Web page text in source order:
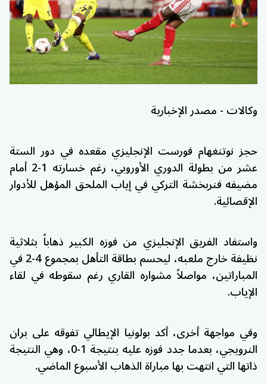
وكالات - مصدر الإخبارية
حجز نوتنغهام فورست الإنجليزي مقعده في دور الستة
عشر من بطولة الدوري الأوروبي ، رغم خسارته 1-2 أمام
مضيفه فنربخشة التركي في إياب الملحق المؤهل للأدوار
الإقصائية.
واستفاد الفريق الإنجليزي من فوزه الكبير ذهاباً بثلاثية
نظيفة خارج ملعبه، ليحسم بطاقة التأهل بمجموع 4-2 في
المباراتين، مواصلاً مشواره القاري رغم سقوطه في لقاء
الإياب.
وفي مواجهة أخرى، أكد بولونيا الإيطالي تفوقه على بران
النرويجي، بعدما جدد فوزه عليه بنتيجة 1-0، وهي النتيجة
ذاتها التي انتهت بها مباراة الذهاب الأسبوع الماضي.